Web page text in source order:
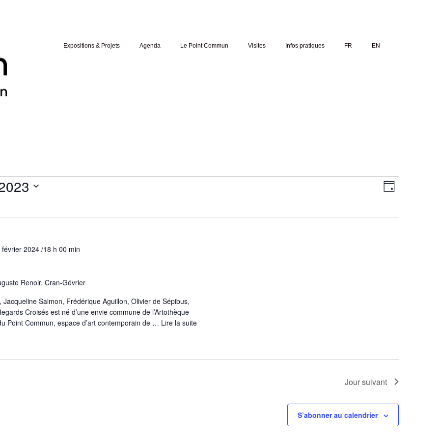
Expositions & Projets Agenda Le Point Commun Visites Infos pratiques FR EN
Jour
février 2024 /18 h 00 min
Renoir, Cran-Gévrier
Salmon, Frédérique Aguillon, Olivier de Sépibus,
Croisés est né d’une envie commune de l’Artothèque
Point Commun, espace d’art contemporain de … Lire la suite­­
Jour suivant
S’abonner au calendrier